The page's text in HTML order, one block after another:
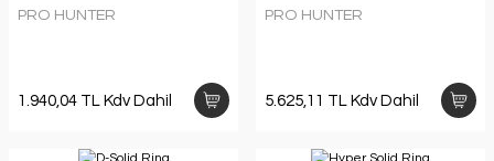
PRO HUNTER
1.940,04 TL Kdv Dahil
PRO HUNTER
5.625,11 TL Kdv Dahil